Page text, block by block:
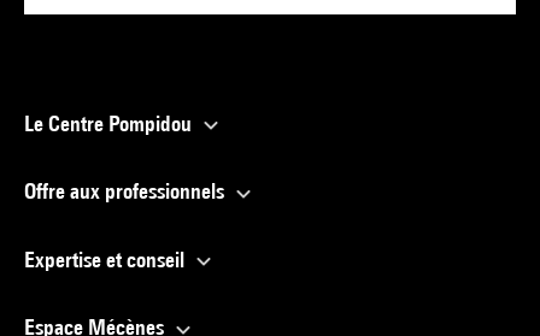
Le Centre Pompidou
Offre aux professionnels
Expertise et conseil
Espace Mécènes